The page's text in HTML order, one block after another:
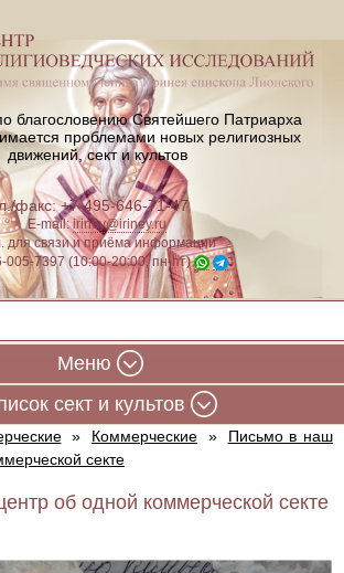
благословению Святейшего Патриарха
проблемами новых религиозных
движений, сект и культов
факс: +7-495-646-71-47
E-mail:iriney@iriney.ru
для связи и приёма информации
005-7397 (10:00-20:00, пн-пт)
Меню
сект и культов
» Коммерческие »
Письмо в наш
секте
об одной коммерческой секте